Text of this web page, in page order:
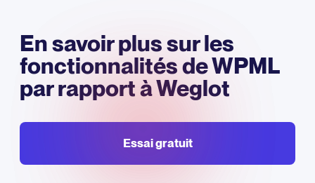
En savoir plus sur les
fonctionnalités de WPML
par rapport à Weglot​
Essai gratuit